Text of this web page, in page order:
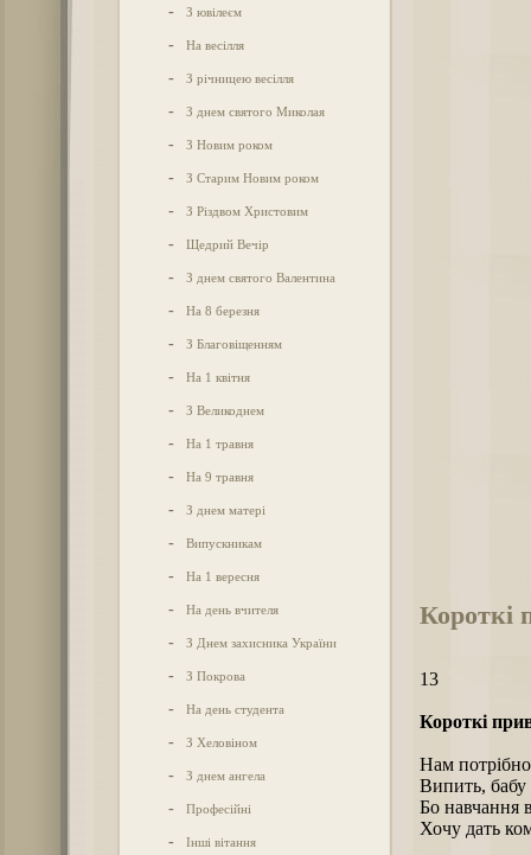
- З ювілеєм
- На весілля
- З річницею весілля
- З днем святого Миколая
- З Новим роком
- З Старим Новим роком
- З Різдвом Христовим
- Щедрий Вечір
- З днем святого Валентина
- На 8 березня
- З Благовіщенням
- На 1 квітня
- З Великоднем
- На 1 травня
- На 9 травня
- З днем матері
- Випускникам
- На 1 вересня
- На день вчителя
- З Днем захисника України
- З Покрова
- На день студента
- З Хеловіном
- З днем ангела
- Професійні
- Інші вітання
Короткі
13
Короткі
Нам
Випить, бабу
Бо навчання
Хочу дать